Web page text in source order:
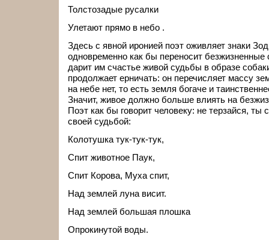
Толстозадые русалки
Улетают прямо в небо .
Здесь с явной иронией поэт оживляет знаки
одновременно как бы переносит
дарит им счастье живой судьбы в образе
продолжает ерничать: он перечисляет массу
на небе нет, то есть земля богаче и
Значит, живое должно больше влиять на
Поэт как бы говорит человеку: не терзайся, ты
своей судьбой:
Колотушка тук-тук-тук,
Спит животное Паук,
Спит Корова, Муха спит,
Над землей луна висит.
Над землей большая плошка
Опрокинутой воды.